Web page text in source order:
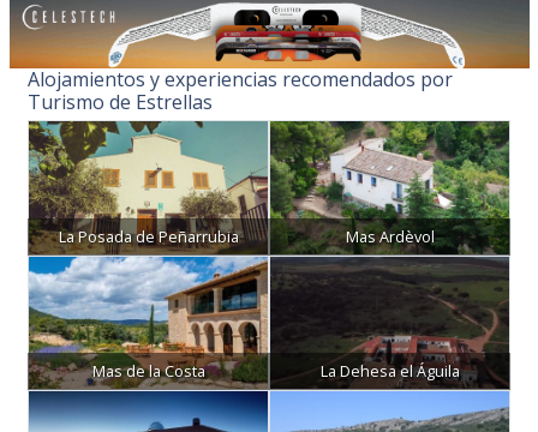
Alojamientos y experiencias recomendados por
Turismo de Estrellas
La Posada de Peñarrubia Mas Ardèvol
Mas de la Costa La Dehesa el Águila